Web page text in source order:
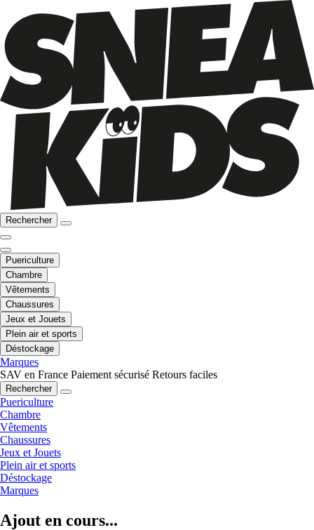
Rechercher
Puericulture
Chambre
Vêtements
Chaussures
Jeux et Jouets
Plein air et sports
Déstockage
Marques
SAV en France Paiement sécurisé Retours faciles
Rechercher
Puericulture
Chambre
Vêtements
Chaussures
Jeux et Jouets
Plein air et sports
Déstockage
Marques
Ajout en cours...